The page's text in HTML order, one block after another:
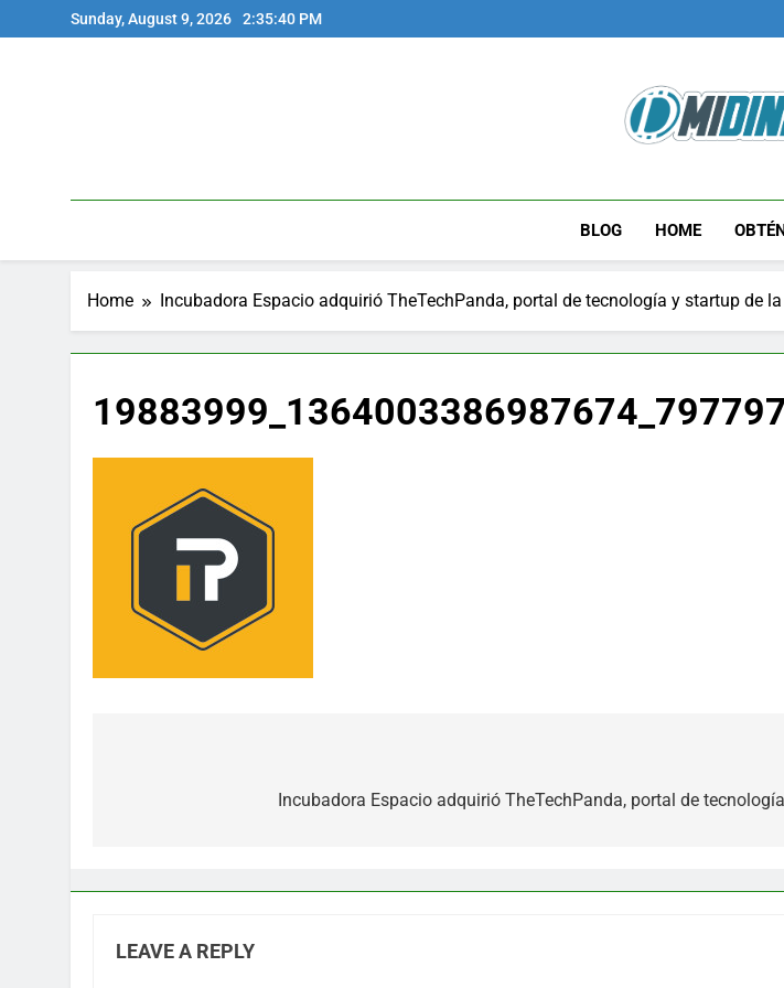
to
Sunday, August 9, 2026 2:35:40 PM
BLOG HOME
Home Incubadora Espacio adquirió TheTechPanda, portal de tecnología y startup de
Incubadora Espacio adquirió TheTechPanda, portal de
LEAVE A REPLY